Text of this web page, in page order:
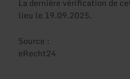
La dernière vérification de
lieu le 19.09.2025.
Source :
eRecht24